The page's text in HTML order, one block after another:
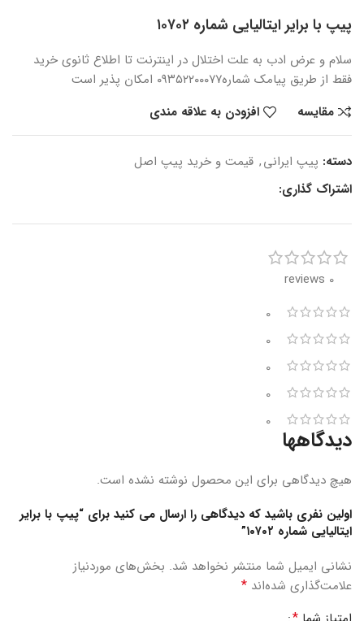
پیپ با برایر ایتالیایی شماره ۱۰۷۰۲
سلام و عرض ادب به علت اختلال در اینترنت تا اطلاع ثانوی خرید
فقط از طریق پیامک شماره۰۹۳۵۲۲۰۰۰۷۷ امکان پذیر است
مقایسه
افزودن به علاقه مندی
دسته: پیپ ایرانی, قیمت و خرید پیپ اصل
اشتراک گذاری:
0 reviews
0
0
0
0
0
دیدگاهها
هیچ دیدگاهی برای این محصول نوشته نشده است.
اولین نفری باشید که دیدگاهی را ارسال می کنید برای “پیپ با برایر
ایتالیایی شماره ۱۰۷۰۲”
نشانی ایمیل شما منتشر نخواهد شد. بخش‌های موردنیاز
علامت‌گذاری شده‌اند *